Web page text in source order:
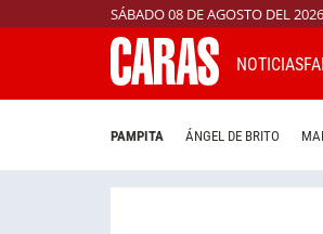
SÁBADO 08 DE AGOSTO DEL 2026
NOTICIAS
PAMPITA ÁNGEL DE BRITO